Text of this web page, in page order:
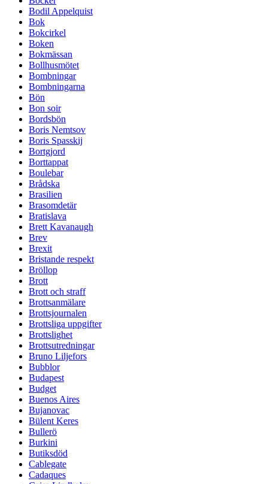
Bodil Appelquist
Bok
Bokcirkel
Boken
Bokmässan
Bollhusmötet
Bombningar
Bombningarna
Bön
Bon soir
Bordsbön
Boris Nemtsov
Boris Spasskij
Bortgjord
Borttappat
Boulebar
Brådska
Brasilien
Brasomdetär
Bratislava
Brett Kavanaugh
Brev
Brexit
Bristande respekt
Bröllop
Brott
Brott och straff
Brottsanmälare
Brottsjournalen
Brottsliga uppgifter
Brottslighet
Brottsutredningar
Bruno Liljefors
Bubblor
Budapest
Budget
Buenos Aires
Bujanovac
Bülent Keres
Bullerö
Burkini
Butiksdöd
Cablegate
Cadaques